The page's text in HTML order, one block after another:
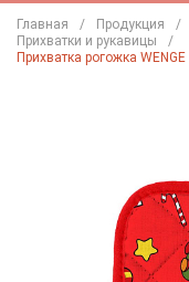
Главная Продукция
Прихватки и рукавицы
Прихватка рогожка